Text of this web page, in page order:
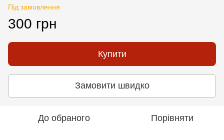
Під замовлення
300 грн
Купити
Замовити швидко
До обраного Порівняти